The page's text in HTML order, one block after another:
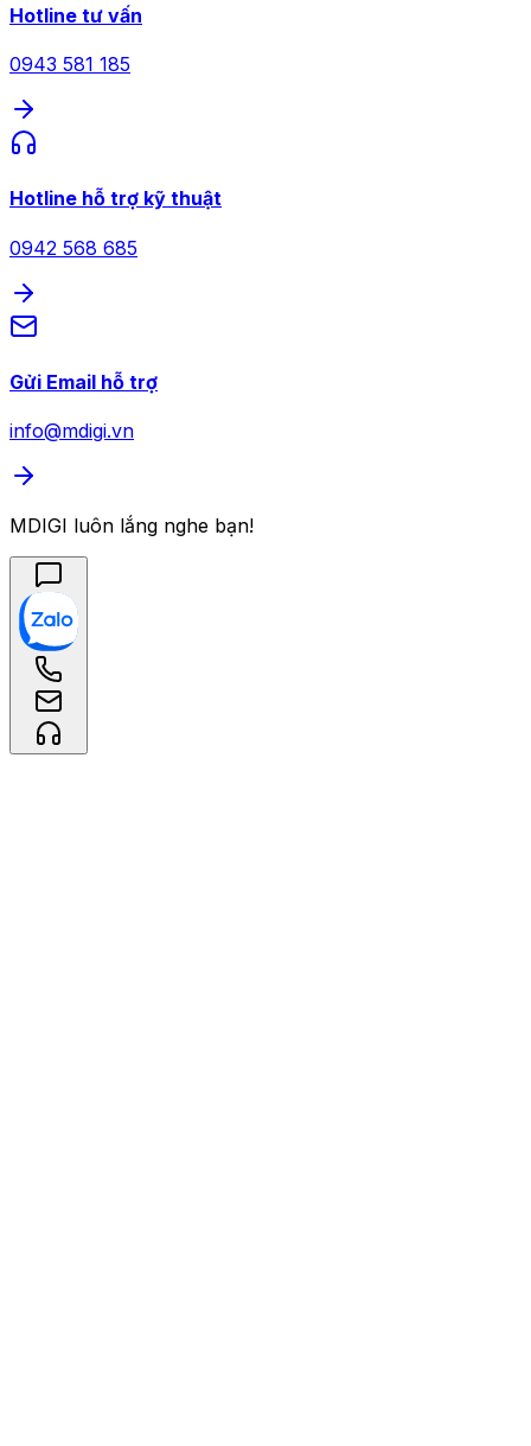
Hotline tư vấn
0943 581 185
Hotline hỗ trợ kỹ thuật
0942 568 685
Gửi Email hỗ trợ
info@mdigi.vn
MDIGI luôn lắng nghe bạn!